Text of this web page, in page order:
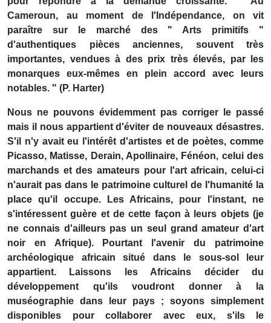
Cameroun, au moment de l'Indépendance, on vit
paraître sur le marché des " Arts primitifs "
d'authentiques pièces anciennes, souvent très
importantes, vendues à des prix très élevés, par les
monarques eux-mêmes en plein accord avec leurs
notables. " (P. Harter)
Nous ne pouvons évidemment pas corriger le passé
mais il nous appartient d'éviter de nouveaux désastres.
S'il n'y avait eu l'intérêt d'artistes et de poètes, comme
Picasso, Matisse, Derain, Apollinaire, Fénéon, celui des
marchands et des amateurs pour l'art africain, celui-ci
n'aurait pas dans le patrimoine culturel de l'humanité la
place qu'il occupe. Les Africains, pour l'instant, ne
s'intéressent guère et de cette façon à leurs objets (je
ne connais d'ailleurs pas un seul grand amateur d'art
noir en Afrique). Pourtant l'avenir du patrimoine
archéologique africain situé dans le sous-sol leur
appartient. Laissons les Africains décider du
développement qu'ils voudront donner à la
muséographie dans leur pays ; soyons simplement
disponibles pour collaborer avec eux, s'ils le